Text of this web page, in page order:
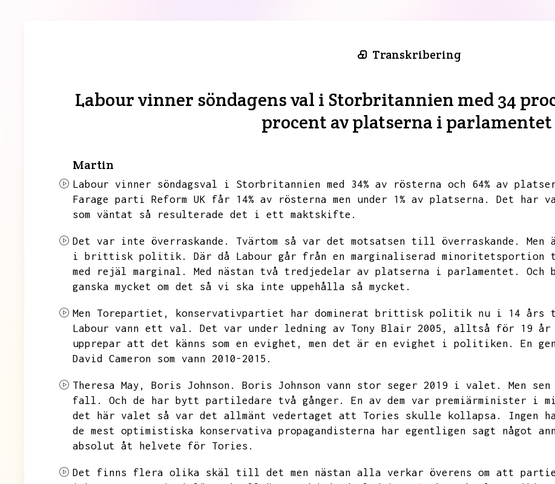
Transkribering
Labour vinner söndagens val i Storbritannien med 34
procent av platserna i parlamentet
Martin
Labour vinner söndagsval i Storbritannien med 34% av rösterna och 64% av
Farage parti Reform UK får 14% av rösterna men under 1% av platserna.
Det har
som väntat så resulterade det i ett maktskifte.
Det var inte överraskande. Tvärtom så var det motsatsen till överraskande.
i brittisk politik.
Där då Labour går från en marginaliserad
med rejäl marginal.
Med nästan två tredjedelar av platserna i parlamentet. Och
ganska mycket om det så vi ska inte uppehålla så mycket.
Men Torepartiet, konservativpartiet har dominerat brittisk politik nu i 14 års
Labour vann ett val.
Det var under ledning av Tony Blair 2005, alltså för 19 år
upprepar att det känns som en evighet,
men det är en evighet i politiken. En
David Cameron som vann 2010-2015.
Theresa May, Boris Johnson. Boris Johnson vann stor seger 2019 i valet.
Men
fall.
Och de har bytt partiledare två gånger.
En av dem var premiärminister i
det här valet så var det allmänt vedertaget att Tories skulle kollapsa.
Ingen
de mest optimistiska konservativa propagandisterna har egentligen sagt något
absolut åt helvete för Tories.
Det finns flera olika skäl till det men nästan alla verkar överens om att